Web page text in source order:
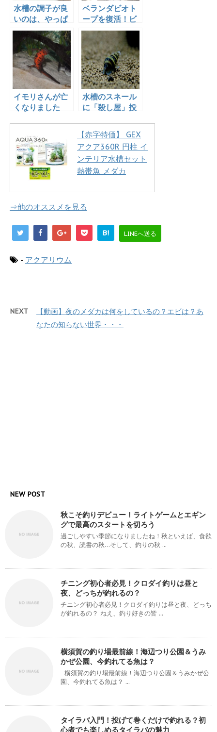
水槽の調子が良
いのは、やっぱ
りろ過を見直し
たおかげ？改善
方法を教えま
す！
ベランダビオト
ープを復活！ビ
オトープ再立ち
上げ！
イモリさんが亡
くなりました
水槽のスネール
に「殺し屋」投
【赤字特価】 GEX
アクア360R 円柱 イ
ンテリア水槽セット
熱帯魚 メダカ
⇒他のオススメを見る
B! LINEへ送る
- アクアリウム
NEXT
【動画】夜のメダカは何をしているの？エビは？あ
なたの知らない世界・・・
NEW POST
秋こそ釣りデビュー！ライトゲームとエギン
グで最高のスタートを切ろう
過ごしやすい季節になりましたね！秋といえば、食欲
の秋、読書の秋…そして、釣りの秋 ...
チニング初心者必見！クロダイ釣りは昼と
夜、どっちが釣れるの？
チニング初心者必見！クロダイ釣りは昼と夜、どっち
が釣れるの？ ねえ、釣り好きの皆 ...
横須賀の釣り場最前線！海辺つり公園＆うみ
かぜ公園、今釣れてる魚は？
横須賀の釣り場最前線！海辺つり公園＆うみかぜ公
園、今釣れてる魚は？ ...
タイラバ入門！投げて巻くだけで釣れる？初
心者でも楽しめるタイラバの魅力